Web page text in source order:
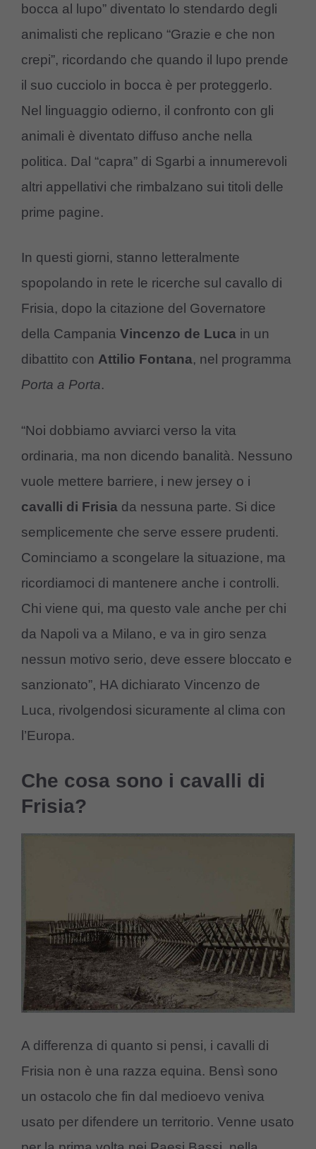
bocca al lupo” diventato lo stendardo degli
animalisti che replicano “Grazie e che non
crepi”, ricordando che quando il lupo prende
il suo cucciolo in bocca è per proteggerlo.
Nel linguaggio odierno, il confronto con gli
animali è diventato diffuso anche nella
politica. Dal “capra” di Sgarbi a innumerevoli
altri appellativi che rimbalzano sui titoli delle
prime pagine.
In questi giorni, stanno letteralmente
spopolando in rete le ricerche sul cavallo di
Frisia, dopo la citazione del Governatore
della Campania Vincenzo de Luca in un
dibattito con Attilio Fontana, nel programma
Porta a Porta.
“Noi dobbiamo avviarci verso la vita
ordinaria, ma non dicendo banalità. Nessuno
vuole mettere barriere, i new jersey o i
cavalli di Frisia da nessuna parte. Si dice
semplicemente che serve essere prudenti.
Cominciamo a scongelare la situazione, ma
ricordiamoci di mantenere anche i controlli.
Chi viene qui, ma questo vale anche per chi
da Napoli va a Milano, e va in giro senza
nessun motivo serio, deve essere bloccato e
sanzionato”, HA dichiarato Vincenzo de
Luca, rivolgendosi sicuramente al clima con
l’Europa.
Che cosa sono i cavalli di
Frisia?
A differenza di quanto si pensi, i cavalli di
Frisia non è una razza equina. Bensì sono
un ostacolo che fin dal medioevo veniva
usato per difendere un territorio. Venne usato